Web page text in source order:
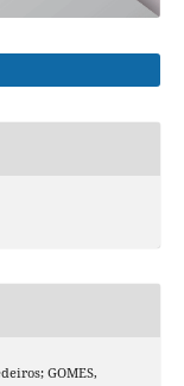
GOMES,